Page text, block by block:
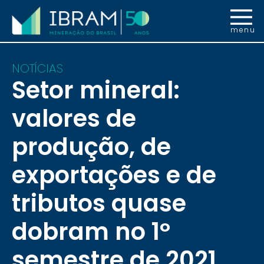
menu
NOTÍCIAS
Setor mineral:
valores de
produção, de
exportações e de
tributos quase
dobram no 1º